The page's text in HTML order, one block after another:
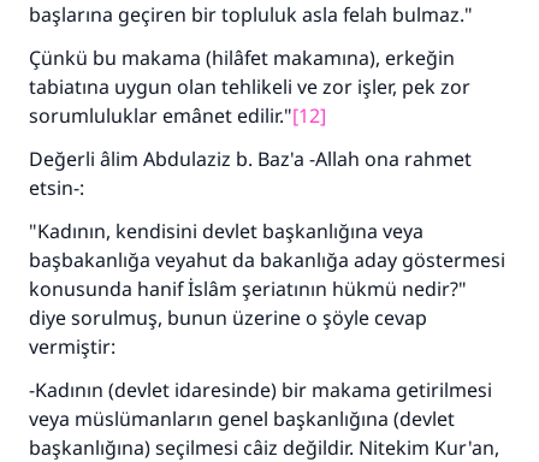
başlarına geçiren bir topluluk asla felah bulmaz."
Çünkü bu makama (hilâfet makamına), erkeğin
tabiatına uygun olan tehlikeli ve zor işler, pek zor
sorumluluklar emânet edilir."[12]
Değerli âlim Abdulaziz b. Baz'a -Allah ona rahmet
etsin-:
"Kadının, kendisini devlet başkanlığına veya
başbakanlığa veyahut da bakanlığa aday göstermesi
konusunda hanif İslâm şeriatının hükmü nedir?"
diye sorulmuş, bunun üzerine o şöyle cevap
vermiştir:
-Kadının (devlet idaresinde) bir makama getirilmesi
veya müslümanların genel başkanlığına (devlet
başkanlığına) seçilmesi câiz değildir. Nitekim Kur'an,